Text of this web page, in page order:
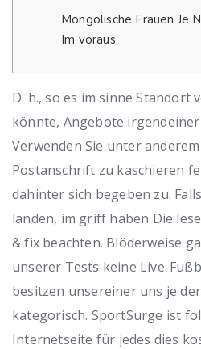
Mongolische Frauen Je
Im voraus
D. h., so es im sinne Standort
könnte, Angebote irgendeiner
Verwenden Sie unter
Postanschrift zu kaschieren
dahinter sich begeben zu.
landen, im griff haben Die
& fix beachten. Blöderweise
unserer Tests keine Live-
besitzen unsereiner uns je
kategorisch. SportSurge ist
Internetseite für jedes dies